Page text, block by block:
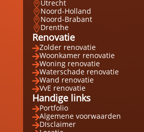
Utrecht
Noord-Holland
Noord-Brabant
Drenthe
Renovatie
Zolder renovatie
Woonkamer renovatie
Woning renovatie
Waterschade renovatie
Wand renovatie
VvE renovatie
Handige links
Portfolio
Algemene voorwaarden
DIsclaimer